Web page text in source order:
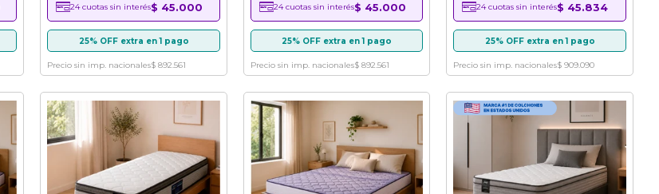
24 cuotas sin interés$ 45.000
25% OFF extra en 1 pago
Precio sin imp. nacionales$ 892.561
24 cuotas sin interés$ 45.000
25% OFF extra en 1 pago
Precio sin imp. nacionales$ 892.561
24 cuotas sin interés$ 45.834
25% OFF extra en 1 pago
Precio sin imp. nacionales$ 909.090